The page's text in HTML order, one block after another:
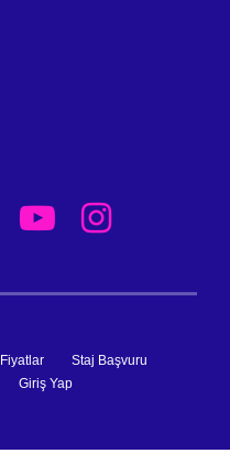
Fiyatlar
Staj Başvuru
Giriş Yap